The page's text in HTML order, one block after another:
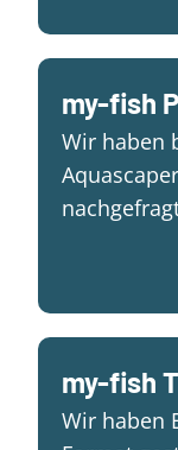
my-fish
Wir haben
my-fish
Wir haben